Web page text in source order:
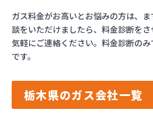
ガス料金がお高いとお悩みの方は、
談をいただけましたら、料金診断を
気軽にご連絡ください。料金診断の
です。
栃木県のガス会社一覧